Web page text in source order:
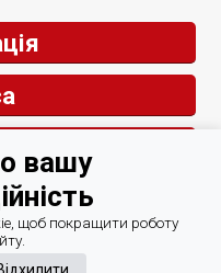
вашу
щоб покращити роботу